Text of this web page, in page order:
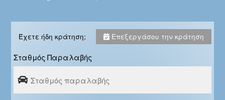
Έχετε ήδη κράτηση; Επεξεργάσου την κράτηση
Σταθμός Παραλαβής